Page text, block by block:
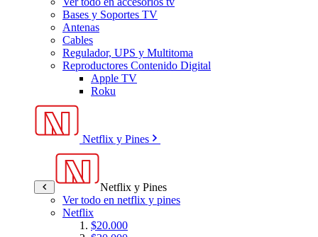
Bases y Soportes TV
Antenas
Cables
Regulador, UPS y Multitoma
Reproductores Contenido Digital
Apple TV
Roku
Netflix y Pines
Netflix y Pines
Ver todo en netflix y pines
Netflix
$20.000